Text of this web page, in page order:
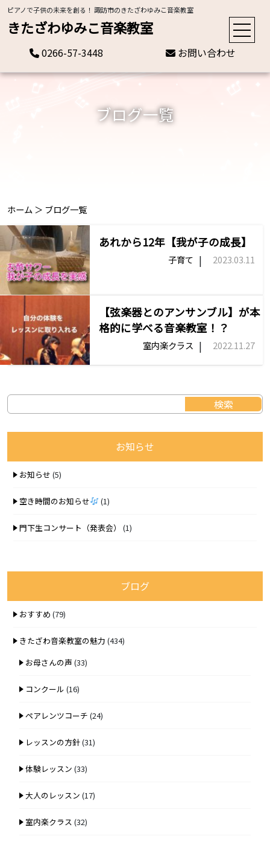
ピアノで子供の未来を創る！ 諏訪市のきたざわゆみこ音楽教室
きたざわゆみこ音楽教室
0266-57-3448 お問い合わせ
ブログ一覧
ホーム ＞ ブログ一覧
あれから12年【我が子の成長】
子育て | 2023.03.11
【弦楽器とのアンサンブル】が本
格的に学べる音楽教室！？
室内楽クラス | 2022.11.27
お知らせ
お知らせ (5)
空き時間のお知らせ (1)
門下生コンサート（発表会） (1)
ブログ
おすすめ (79)
きたざわ音楽教室の魅力 (434)
お母さんの声 (33)
コンクール (16)
ペアレンツコーチ (24)
レッスンの方針(31)
体験レッスン (33)
大人のレッスン (17)
室内楽クラス (32)